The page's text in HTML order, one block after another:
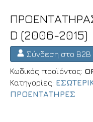
D (2006-2015)
Σύνδεση στο B2B
Κωδικός προϊόντος:
Κατηγορίες:
ΠΡΟΕΝΤΑΤΗΡΕΣ